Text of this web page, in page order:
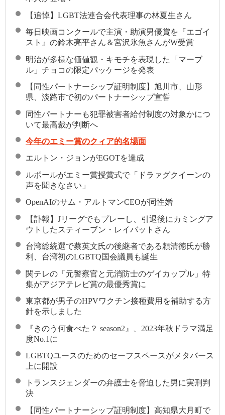
【追悼】LGBT法連合会代表理事の林夏生さん
毎日映画コンクールで主演・助演男優賞を『エゴイ
スト』の鈴木亮平さん＆宮沢氷魚さんがW受賞
明治が多様な価値観・キモチを表現した「マーブ
ル」チョコの限定パッケージを発表
【同性パートナーシップ証明制度】旭川市、山形
県、淡路市で初のパートナーシップ宣誓
同性パートナーも犯罪被害者給付制度の対象かにつ
いて最高裁が判断へ
今年のエミー賞のクィア的名場面
エルトン・ジョンがEGOTを達成
ルポールがエミー賞授賞式で「ドラァグクイーンの
声を聞きなさい」
OpenAIのサム・アルトマンCEOが同性婚
【訃報】Jリーグでもプレーし、引退後にカミングア
ウトしたスティーブン・レイバットさん
台湾総統選で蔡英文氏の後継者である頼清徳氏が勝
利、台湾初のLGBTQ国会議員も誕生
関テレの「元警察官と元消防士のゲイカップル」特
集がアジアテレビ賞の最優秀賞に
東京都が男子のHPVワクチン接種費用を補助する方
針を示しました
『きのう何食べた？ season2』、2023年秋ドラマ満足
度No.1に
LGBTQユースのためのセーフスペースがメタバース
上に開設
トランスジェンダーの弁護士を脅迫した男に実刑判
決
【同性パートナーシップ証明制度】高知県大月町で